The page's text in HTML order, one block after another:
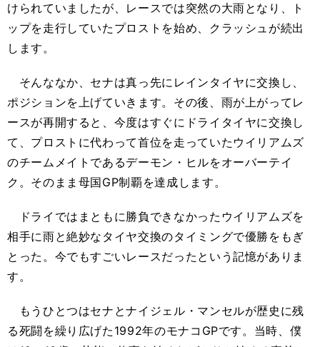
けられていましたが、レースでは突然の大雨となり、ト
ップを走行していたプロストを始め、クラッシュが続出
します。
そんななか、セナは真っ先にレインタイヤに交換し、
ポジションを上げていきます。その後、雨が上がってレ
ースが再開すると、今度はすぐにドライタイヤに交換し
て、プロストに代わって首位を走っていたウイリアムズ
のチームメイトであるデーモン・ヒルをオーバーテイ
ク。そのまま母国GP制覇を達成します。
ドライではまともに勝負できなかったウイリアムズを
相手に雨と絶妙なタイヤ交換のタイミングで優勝をもぎ
とった。今でもすごいレースだったという記憶がありま
す。
もうひとつはセナとナイジェル・マンセルが歴史に残
る死闘を繰り広げた1992年のモナコGPです。当時、僕